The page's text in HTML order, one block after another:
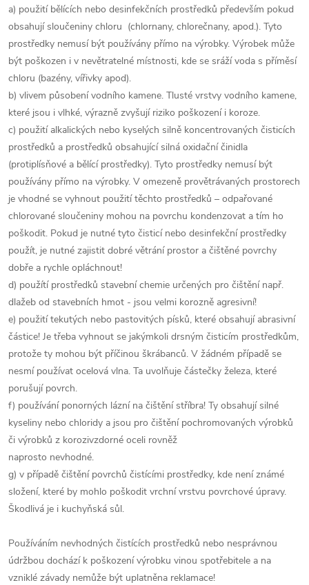
a) použití bělících nebo desinfekčních prostředků především pokud
obsahují sloučeniny chloru (chlornany, chlorečnany, apod.). Tyto
prostředky nemusí být používány přímo na výrobky. Výrobek může
být poškozen i v nevětratelné místnosti, kde se sráží voda s příměsí
chloru (bazény, vířivky apod).
b) vlivem působení vodního kamene. Tlusté vrstvy vodního kamene,
které jsou i vlhké, výrazně zvyšují riziko poškození i koroze.
c) použití alkalických nebo kyselých silně koncentrovaných čisticích
prostředků a prostředků obsahující silná oxidační činidla
(protiplísňové a bělící prostředky). Tyto prostředky nemusí být
používány přímo na výrobky. V omezeně provětrávaných prostorech
je vhodné se vyhnout použití těchto prostředků – odpařované
chlorované sloučeniny mohou na povrchu kondenzovat a tím ho
poškodit. Pokud je nutné tyto čisticí nebo desinfekční prostředky
použít, je nutné zajistit dobré větrání prostor a čištěné povrchy
dobře a rychle opláchnout!
d) použítí prostředků stavební chemie určených pro čištění např.
dlažeb od stavebních hmot - jsou velmi korozně agresivní!
e) použití tekutých nebo pastovitých písků, které obsahují abrasivní
částice! Je třeba vyhnout se jakýmkoli drsným čisticím prostředkům,
protože ty mohou být příčinou škrábanců. V žádném případě se
nesmí používat ocelová vlna. Ta uvolňuje částečky železa, které
porušují povrch.
f) používání ponorných lázní na čištění stříbra! Ty obsahují silné
kyseliny nebo chloridy a jsou pro čištění pochromovaných výrobků
či výrobků z korozivzdorné oceli rovněž
naprosto nevhodné.
g) v případě čištění povrchů čistícími prostředky, kde není známé
složení, které by mohlo poškodit vrchní vrstvu povrchové úpravy.
Škodlivá je i kuchyňská sůl.
Používáním nevhodných čistících prostředků nebo nesprávnou
údržbou dochází k poškození výrobku vinou spotřebitele a na
vzniklé závady nemůže být uplatněna reklamace!